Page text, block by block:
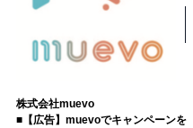
株式会社muevo
■【広告】muevoでキャンペーンを